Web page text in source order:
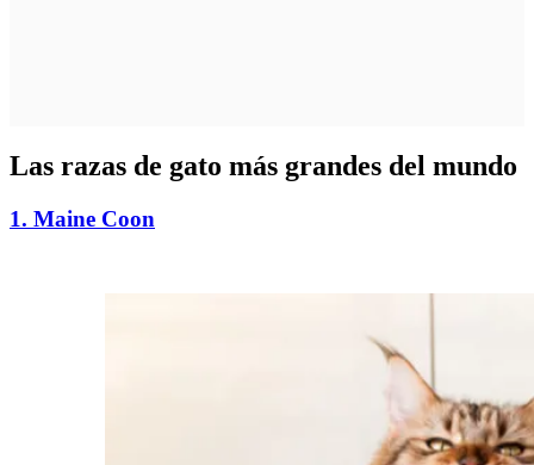
Las razas de gato más grandes del mundo
1. Maine Coon